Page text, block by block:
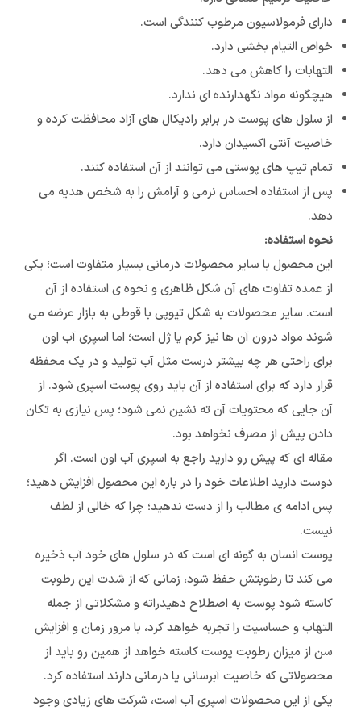
دارای فرمولاسیون مرطوب کنندگی است.
خواص التیام بخشی دارد.
التهابات را کاهش می دهد.
هیچگونه مواد نگهدارنده ای ندارد.
از سلول های پوست در برابر رادیکال های آزاد محافظت کرده و
خاصیت آنتی اکسیدان دارد.
تمام تیپ های پوستی می توانند از آن استفاده کنند.
پس از استفاده احساس نرمی و آرامش را به شخص هدیه می
دهد.
نحوه استفاده:
این محصول با سایر محصولات درمانی بسیار متفاوت است؛ یکی
از عمده تفاوت های آن شکل ظاهری و نحوه ی استفاده از آن
است. سایر محصولات به شکل تیوپی با قوطی به بازار عرضه می
شوند مواد درون آن ها نیز کرم یا ژل است؛ اما اسپری آب اون
برای راحتی هر چه بیشتر درست مثل آب تولید و در یک محفظه
قرار دارد که برای استفاده از آن باید روی پوست اسپری شود. از
آن جایی که محتویات آن ته نشین نمی شود؛ پس نیازی به تکان
دادن پیش از مصرف نخواهد بود.
مقاله ای که پیش رو دارید راجع به اسپری آب اون است. اگر
دوست دارید اطلاعات خود را در باره این محصول افزایش دهید؛
پس ادامه ی مطالب را از دست ندهید؛ چرا که خالی از لطف
نیست.
پوست انسان به گونه ای است که در سلول های خود آب ذخیره
می کند تا رطوبتش حفظ شود، زمانی که از شدت این رطوبت
کاسته شود پوست به اصطلاح دهیدراته و مشکلاتی از جمله
التهاب و حساسیت را تجربه خواهد کرد، با مرور زمان و افزایش
سن از میزان رطوبت پوست کاسته خواهد از همین رو باید از
محصولاتی که خاصیت آبرسانی یا درمانی دارند استفاده کرد.
یکی از این محصولات اسپری آب است، شرکت های زیادی وجود